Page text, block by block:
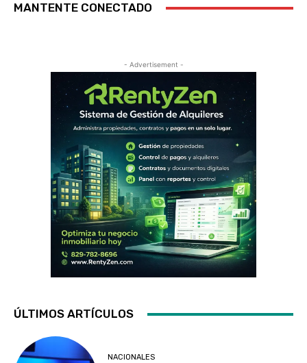
MANTENTE CONECTADO
- Advertisement -
ÚLTIMOS ARTÍCULOS
NACIONALES